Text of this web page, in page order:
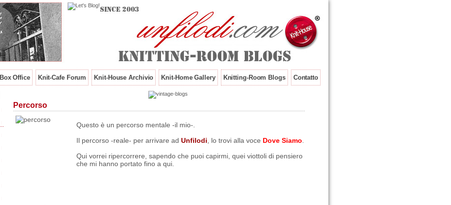
Box Office Knit-Cafe Forum Knit-House Archivio Knit-Home Gallery Knitting-Room Blogs Contatto
Percorso
Questo è un percorso mentale -il mio-.
Il percorso -reale- per arrivare ad Unfilodi , lo trovi alla voce Dove Siamo
Qui vorrei ripercorrere, sapendo che puoi capirmi, quei viottoli di pensiero
che mi hanno portato fino a qui.